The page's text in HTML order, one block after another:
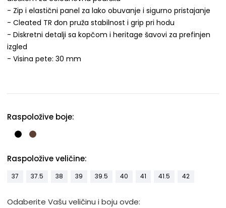
- Zip i elastični panel za lako obuvanje i sigurno pristajanje
- Cleated TR đon pruža stabilnost i grip pri hodu
- Diskretni detalji sa kopčom i heritage šavovi za prefinjen
izgled
- Visina pete: 30 mm
Raspoložive boje:
Raspoložive veličine:
37 37.5 38 39 39.5 40 41 41.5 42
Odaberite Vašu veličinu i boju ovde: